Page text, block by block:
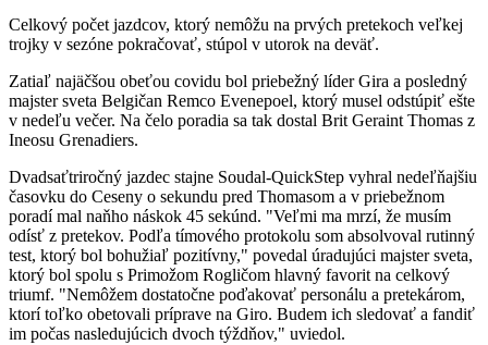
Celkový počet jazdcov, ktorý nemôžu na prvých pretekoch veľkej
trojky v sezóne pokračovať, stúpol v utorok na deväť.
Zatiaľ najäčšou obeťou covidu bol priebežný líder Gira a posledný
majster sveta Belgičan Remco Evenepoel, ktorý musel odstúpiť ešte
v nedeľu večer. Na čelo poradia sa tak dostal Brit Geraint Thomas z
Ineosu Grenadiers.
Dvadsaťtriročný jazdec stajne Soudal-QuickStep vyhral nedeľňajšiu
časovku do Ceseny o sekundu pred Thomasom a v priebežnom
poradí mal naňho náskok 45 sekúnd. "Veľmi ma mrzí, že musím
odísť z pretekov. Podľa tímového protokolu som absolvoval rutinný
test, ktorý bol bohužiaľ pozitívny," povedal úradujúci majster sveta,
ktorý bol spolu s Primožom Rogličom hlavný favorit na celkový
triumf. "Nemôžem dostatočne poďakovať personálu a pretekárom,
ktorí toľko obetovali príprave na Giro. Budem ich sledovať a fandiť
im počas nasledujúcich dvoch týždňov," uviedol.